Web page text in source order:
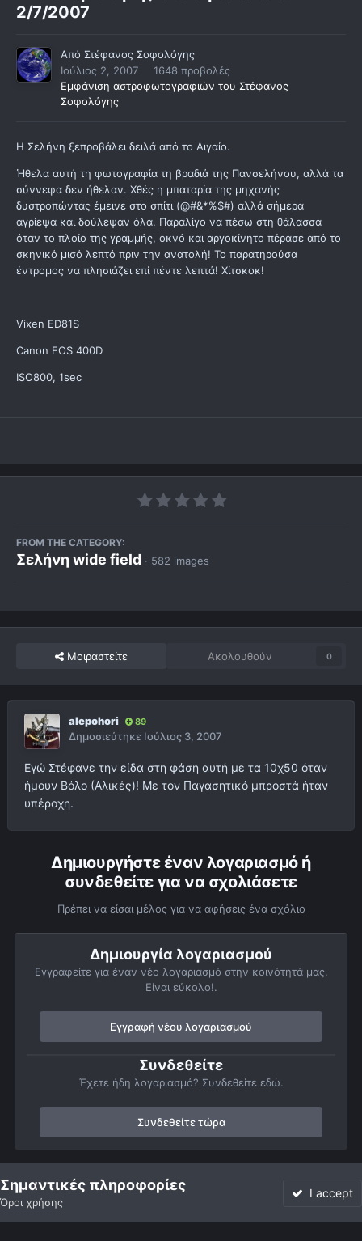
2/7/2007
Από Στέφανος Σοφολόγης
Ιούλιος 2, 2007
1648 προβολές
Εμφάνιση αστροφωτογραφιών του Στέφανος
Σοφολόγης
Η Σελήνη ξεπροβάλει δειλά από το Αιγαίο.
Ήθελα αυτή τη φωτογραφία τη βραδιά της Πανσελήνου, αλλά τα
σύννεφα δεν ήθελαν. Χθές η μπαταρία της μηχανής
δυστροπώντας έμεινε στο σπίτι (@#&*%$#) αλλά σήμερα
αγρίεψα και δούλεψαν όλα. Παραλίγο να πέσω στη θάλασσα
όταν το πλοίο της γραμμής, οκνό και αργοκίνητο πέρασε από το
σκηνικό μισό λεπτό πριν την ανατολή! Το παρατηρούσα
έντρομος να πλησιάζει επί πέντε λεπτά! Χίτσκοκ!
Vixen ED81S
Canon EOS 400D
ISO800, 1sec
FROM THE CATEGORY:
Σελήνη wide field · 582 images
Μοιραστείτε Ακολουθούν 0
alepohori 89
Δημοσιεύτηκε Ιούλιος 3, 2007
Εγώ Στέφανε την είδα στη φάση αυτή με τα 10χ50 όταν
ήμουν Βόλο (Αλικές)! Με τον Παγασητικό μπροστά ήταν
υπέροχη.
Δημιουργήστε έναν λογαριασμό ή
συνδεθείτε για να σχολιάσετε
Πρέπει να είσαι μέλος για να αφήσεις ένα σχόλιο
Δημιουργία λογαριασμού
Εγγραφείτε για έναν νέο λογαριασμό στην κοινότητά μας.
Είναι εύκολο!.
Εγγραφή νέου λογαριασμού
Συνδεθείτε
Έχετε ήδη λογαριασμό? Συνδεθείτε εδώ.
Συνδεθείτε τώρα
Αρχή Αστροφωτογραφίες Σελήνη
Σημαντικές πληροφορίες
Όροι χρήσης
I accept
Forum